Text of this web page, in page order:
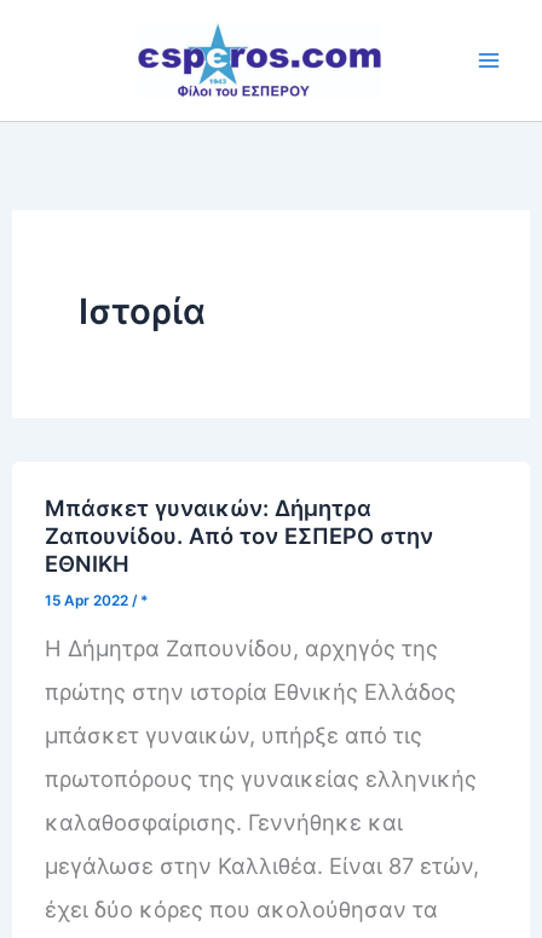
Ιστορία
Μπάσκετ γυναικών: Δήμητρα
Ζαπουνίδου. Από τον ΕΣΠΕΡΟ στην
ΕΘΝΙΚΗ
15 Apr 2022/ *
Η Δήμητρα Ζαπουνίδου, αρχηγός της
πρώτης στην ιστορία Εθνικής Ελλάδος
μπάσκετ γυναικών, υπήρξε από τις
πρωτοπόρους της γυναικείας ελληνικής
καλαθοσφαίρισης. Γεννήθηκε και
μεγάλωσε στην Καλλιθέα. Είναι 87 ετών,
έχει δύο κόρες που ακολούθησαν τα